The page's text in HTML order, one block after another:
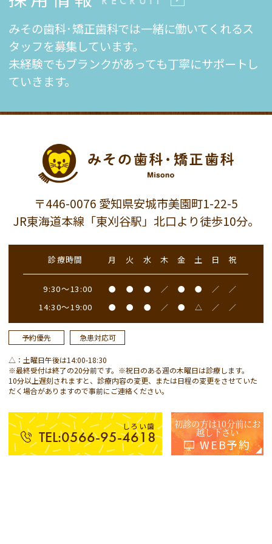
みその歯科·矯正歯科では一緒に働いてくれるス
タッフを募集しています。
未経験でもブランクがあっても丁寧にサポートし
ていきます。
〒446-0076 愛知県安城市美園町1-22-5
JR東海道本線「東刈谷駅」北口より徒歩10分。
診療時間 月 火 水 木 金 土 日 祝
9:30～13:00 ● ● ● ／ ● ● ／ ／
14:30～19:00 ● ● ● ／ ● △ ／ ／
予約優先 急患対応可
△：土曜日午後は14:00-18:30
※最終受付は終了の20分前です。※祝日のある週の木曜日は診療します。
10分以上遅刻されますと、診療内容の変更、または日程の変更をさせていた
だく場合がありますので事前にご連絡ください。
しろい歯
TEL:0566-95-4618
初診の方は10分前にお
越し下さい
WEB予約